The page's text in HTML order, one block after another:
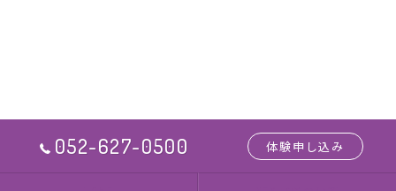
052-627-0500 体験申し込み